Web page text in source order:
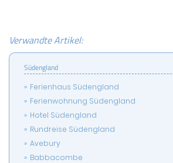
Verwandte Artikel:
Südengland
Ferienhaus Südengland
Ferienwohnung Südengland
Hotel Südengland
Rundreise Südengland
Avebury
Babbacombe